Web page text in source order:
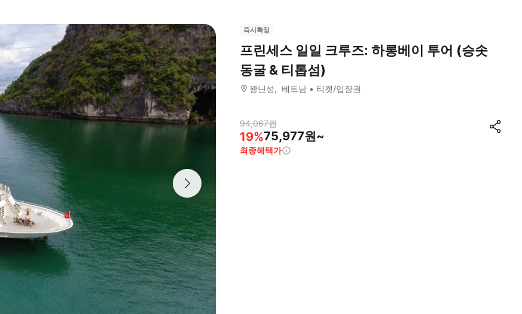
즉시확정
프린세스 일일 크루즈: 하롱베이 투어 (승솟
동굴 & 티톱섬)
꽝닌성 베트남 티켓/입장권
94,067원
19%75,977원~
최종혜택가